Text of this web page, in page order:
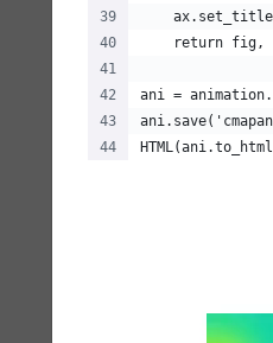
    return fig,
ani =